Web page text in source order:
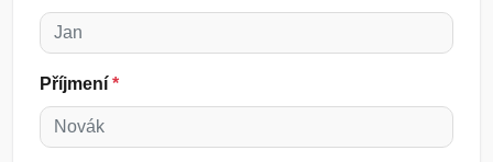
Příjmení *